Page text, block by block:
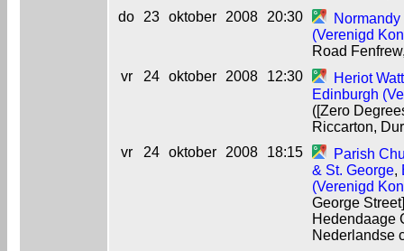
do
23 oktober 2008 20:30
(Verenigd
Road
vr
24 oktober 2008 12:30
Heriot
Edinburgh
([Zero
Riccarton,
vr
24 oktober 2008 18:15
Parish
& St. George,
(Verenigd
George
Hedendaage
Nederlandse